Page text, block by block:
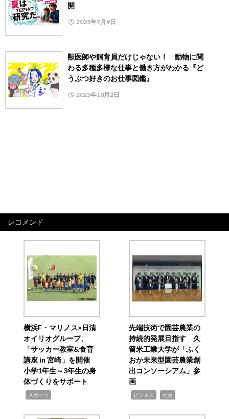
開
2025年7月9日
獣医師や飼育員だけじゃない！ 動物に関
わる多種多様な仕事と働き方がわかる『ど
うぶつ好きのお仕事図鑑』
2025年10月2日
レコメンド
横浜F・マリノス×日清
オイリオグループ、
「サッカー教室&食育
講座 in 宮崎」を開催
小学1年生～3年生の身
体づくりをサポート
スポーツ
先端技術で園芸農業の
持続的発展目指す 久
留米工業大学が「ふく
おか未来型園芸農業創
出コンソーシアム」参
画
ビジネス 社会